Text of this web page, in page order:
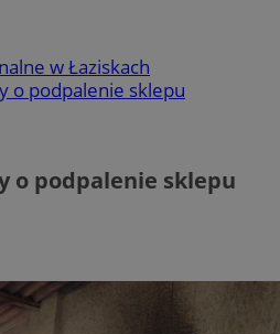
w Łaziskach
o podpalenie sklepu
o podpalenie sklepu